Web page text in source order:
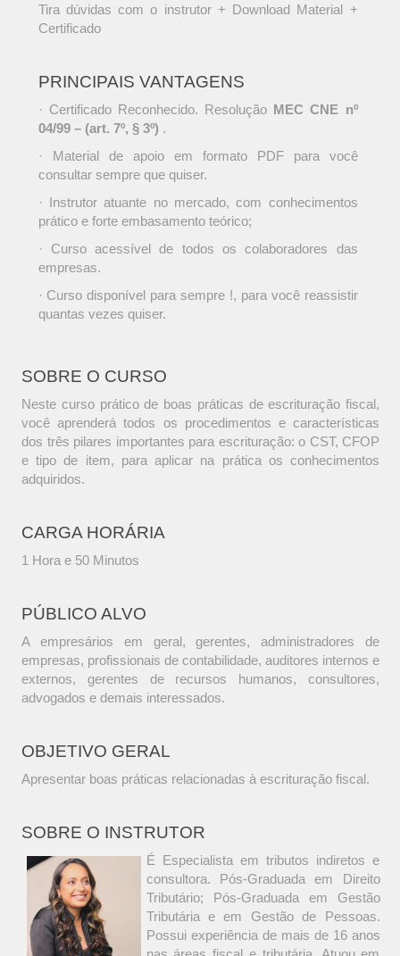
Tira dúvidas com o instrutor + Download Material +
Certificado
PRINCIPAIS VANTAGENS
· Certificado Reconhecido. Resolução MEC CNE nº
04/99 – (art. 7º, § 3º) .
· Material de apoio em formato PDF para você
consultar sempre que quiser.
· Instrutor atuante no mercado, com conhecimentos
prático e forte embasamento teórico;
· Curso acessível de todos os colaboradores das
empresas.
· Curso disponível para sempre !, para você reassistir
quantas vezes quiser.
SOBRE O CURSO
Neste curso prático de boas práticas de escrituração fiscal,
você aprenderá todos os procedimentos e características
dos três pilares importantes para escrituração: o CST, CFOP
e tipo de item, para aplicar na prática os conhecimentos
adquiridos.
CARGA HORÁRIA
1 Hora e 50 Minutos
PÚBLICO ALVO
A empresários em geral, gerentes, administradores de
empresas, profissionais de contabilidade, auditores internos e
externos, gerentes de recursos humanos, consultores,
advogados e demais interessados.
OBJETIVO GERAL
Apresentar boas práticas relacionadas à escrituração fiscal.
SOBRE O INSTRUTOR
É Especialista em tributos indiretos e
consultora. Pós-Graduada em Direito
Tributário; Pós-Graduada em Gestão
Tributária e em Gestão de Pessoas.
Possui experiência de mais de 16 anos